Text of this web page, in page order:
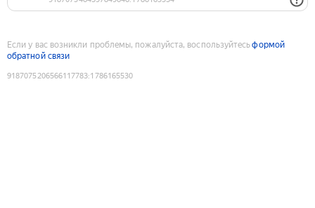
Если у вас возникли проблемы, пожалуйста, воспользуйтесьформой
обратной связи
9187075206566117783:1786165530